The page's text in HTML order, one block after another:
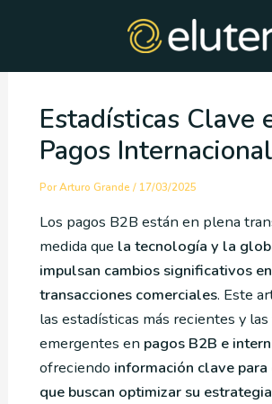
Estadísticas Clave
Pagos
PorArturo Grande / 17/03/2025
Los pagos B2B están en plena
medida que la tecnología y la
impulsan cambios significativos
transacciones comerciales. Este
las estadísticas más recientes y
emergentes en pagos B2B e
ofreciendo información clave para
que buscan optimizar su